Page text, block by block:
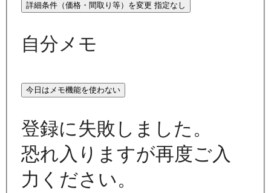
詳細条件（価格・間取り等）を変更 指定なし
自分メモ
今日はメモ機能を使わない
登録に失敗しました。
恐れ入りますが再度ご入
力ください。